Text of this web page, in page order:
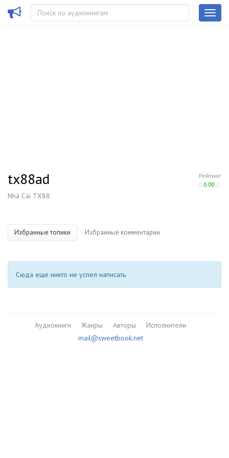
Рейтинг
0.00
tx88ad
Nhà Cái TX88
Избранные топики Избранные комментарии
Сюда еще никто не успел написать
Аудиокниги Жанры Авторы
Исполнители
mail@sweetbook.net